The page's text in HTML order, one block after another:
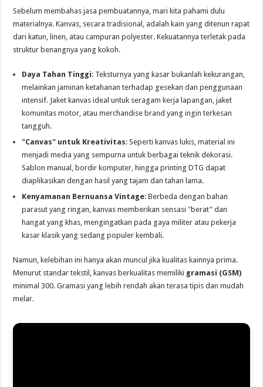
Sebelum membahas jasa pembuatannya, mari kita pahami dulu
materialnya. Kanvas, secara tradisional, adalah kain yang ditenun rapat
dari katun, linen, atau campuran polyester. Kekuatannya terletak pada
struktur benangnya yang kokoh.
Daya Tahan Tinggi: Teksturnya yang kasar bukanlah kekurangan,
melainkan jaminan ketahanan terhadap gesekan dan penggunaan
intensif. Jaket kanvas ideal untuk seragam kerja lapangan, jaket
komunitas motor, atau merchandise brand yang ingin terkesan
tangguh.
"Canvas" untuk Kreativitas: Seperti kanvas lukis, material ini
menjadi media yang sempurna untuk berbagai teknik dekorasi.
Sablon manual, bordir komputer, hingga printing DTG dapat
diaplikasikan dengan hasil yang tajam dan tahan lama.
Kenyamanan Bernuansa Vintage: Berbeda dengan bahan
parasut yang ringan, kanvas memberikan sensasi "berat" dan
hangat yang khas, mengingatkan pada gaya militer atau pekerja
kasar klasik yang sedang populer kembali.
Namun, kelebihan ini hanya akan muncul jika kualitas kainnya prima.
Menurut standar tekstil, kanvas berkualitas memiliki gramasi (GSM)
minimal 300. Gramasi yang lebih rendah akan terasa tipis dan mudah
melar.